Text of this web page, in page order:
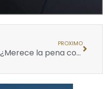
PROXIMO
¿Merece la pena comprar una casa o es mejor alquilarla?